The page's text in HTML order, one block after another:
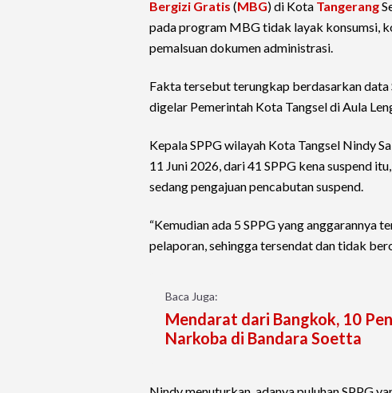
Bergizi Gratis (MBG) di Kota Tangerang
pada program MBG tidak layak konsumsi,
pemalsuan dokumen administrasi.
Fakta tersebut terungkap berdasarkan
digelar Pemerintah Kota Tangsel di Aula
Kepala SPPG wilayah Kota Tangsel Nindy
11 Juni 2026, dari 41 SPPG kena suspend
sedang pengajuan pencabutan suspend.
“Kemudian ada 5 SPPG yang anggarannya
pelaporan, sehingga tersendat dan tidak
Baca Juga:
Mendarat dari Bangkok, 10
Narkoba di Bandara Soetta